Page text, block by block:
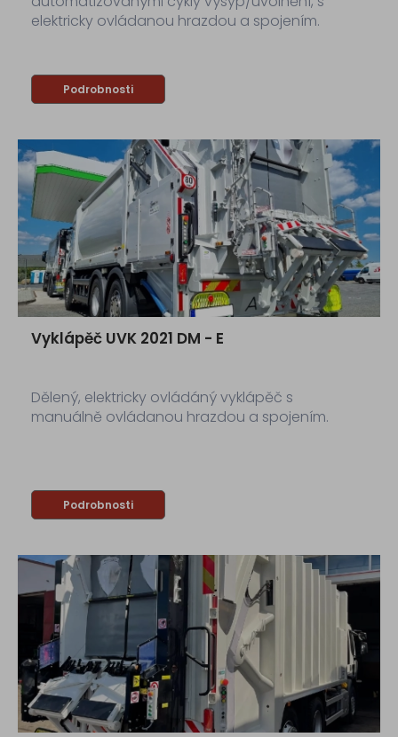
elektricky ovládanou hrazdou a spojením.
Podrobnosti
Vyklápěč UVK 2021 DM - E
Dělený, elektricky ovládáný vyklápěč s
manuálně ovládanou hrazdou a spojením.
Podrobnosti